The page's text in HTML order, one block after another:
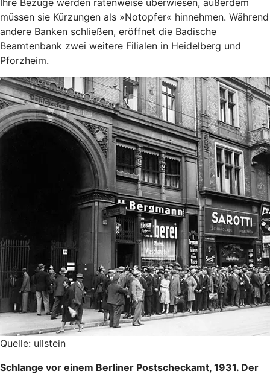
Ihre Bezüge werden ratenweise überwiesen, außerdem
müssen sie Kürzungen als »Notopfer« hinnehmen. Während
andere Banken schließen, eröffnet die Badische
Beamtenbank zwei weitere Filialen in Heidelberg und
Pforzheim.
Quelle: ullstein
Schlange vor einem Berliner Postscheckamt, 1931. Der